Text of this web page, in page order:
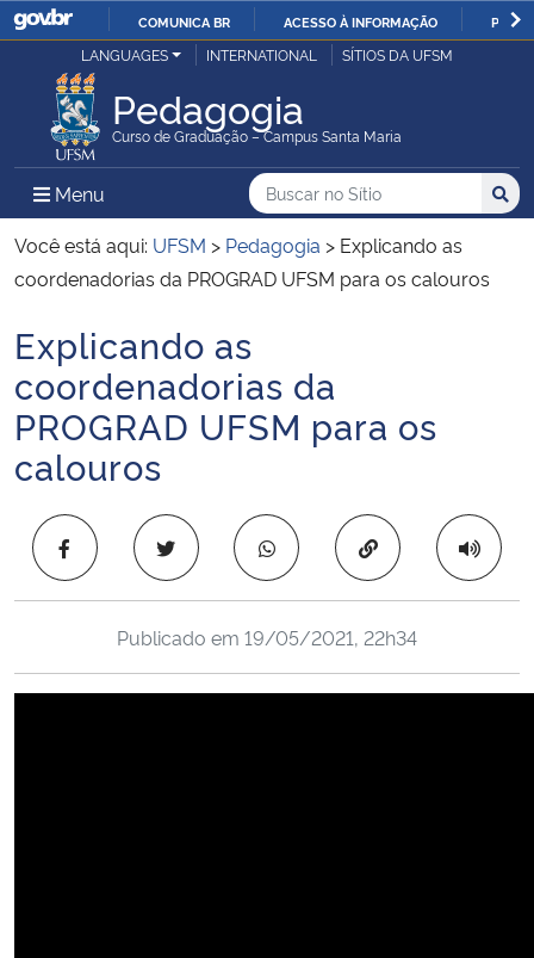
IR
O
COMUNICA BR ACESSO À INFORMAÇÃO
Ministério da Justiça e Segurança Pública
Ministério da Defesa
Ministério das Relações Exteriores
Ministério da Infraestrutura
Ministério da Agricultura, Pecuária e Abastecimento
Ministério da Cidadania
Ministério de Minas e Energia
LANGUAGES INTERNATIONAL SÍTIOS DA UFSM
Pedagogia
Curso de Graduação – Campus Santa Maria
Menu Menu Principal do Sítio
Busca
Buscar no no Sítio
Busca:
Você está aqui: UFSM > Pedagogia > Explicando as
coordenadorias da PROGRAD UFSM para os calouros
Início do conteúdo
Explicando as
coordenadorias da
PROGRAD UFSM para os
calouros
Copiar para área
Publicado em 19/05/2021, 22h34